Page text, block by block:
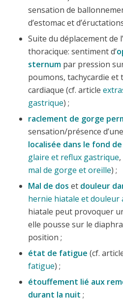
sensation de
d’estomac et
Suite du déplacement de
thoracique: sentiment d’
sternumpar pression
poumons, tachycardie
cardiaque (cf. article
gastrique) ;
raclement de gorge
sensation/présence d’une
localisée dans le fond
glaire et reflux gastrique,
mal de gorge et oreille) ;
Mal de dos et douleur
hernie hiatale et douleur
hiatale peut provoquer
elle pousse sur le
position ;
état de fatigue (cf.
fatigue) ;
étouffement lié aux
durant la nuit ;